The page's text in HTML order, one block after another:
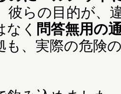
彼らの目的が、
なく 問答無用の
も、実際の危険